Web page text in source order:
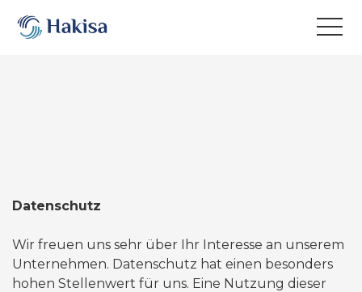
content
Datenschutz
Wir freuen uns sehr über Ihr Interesse an unserem
Unternehmen. Datenschutz hat einen besonders
hohen Stellenwert für uns. Eine Nutzung dieser